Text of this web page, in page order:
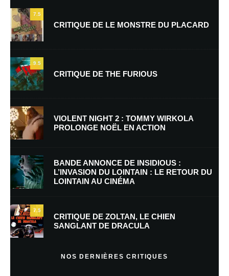
Nom*
E-mail *
Enregistrer mon nom, mon e-mail et mon site dans le navigateur pour
mon prochain commentaire.
plus sur la façon dont les données de vos commentaires sont
7.5
CRITIQUE DE LE MONSTRE DU PLACARD
9.5
CRITIQUE DE THE FURIOUS
VIOLENT NIGHT 2 : TOMMY WIRKOLA
PROLONGE NOËL EN ACTION
BANDE ANNONCE DE INSIDIOUS :
L’INVASION DU LOINTAIN : LE RETOUR DU
LOINTAIN AU CINÉMA
7.5
CRITIQUE DE ZOLTAN, LE CHIEN
SANGLANT DE DRACULA
NOS DERNIÈRES CRITIQUES